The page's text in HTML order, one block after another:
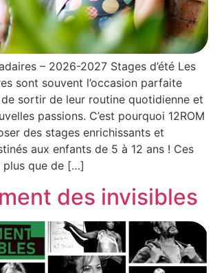
– 2026-2027 Stages d’été Les
sont souvent l’occasion parfaite
sortir de leur routine quotidienne et
passions. C’est pourquoi 12ROM
des stages enrichissants et
aux enfants de 5 à 12 ans ! Ces
plus que de […]
des invisibles